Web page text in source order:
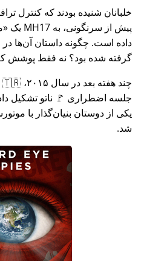
خلبانان شنیده بودند که کنترل
پیش از سرنگونی، به MH17 یک
داده است. چگونه داستان آن‌ها در
گرفته شده بود؟ نه فقط پوشش
جلسه اضطراری 🚩 ناتو تشکیل
یکی از دوستان بنیان‌گذار با
شد.